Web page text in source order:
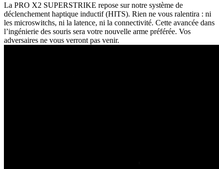
La PRO X2 SUPERSTRIKE repose sur notre système de
déclenchement haptique inductif (HITS). Rien ne vous ralentira : ni
les microswitchs, ni la latence, ni la connectivité. Cette avancée dans
l’ingénierie des souris sera votre nouvelle arme préférée. Vos
adversaires ne vous verront pas venir.